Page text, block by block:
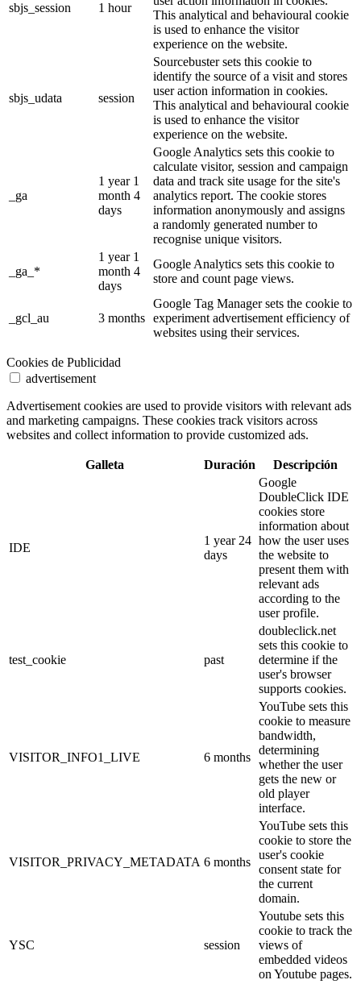
sbjs_session 1 hour
This analytical and behavioural cookie
is used to enhance the visitor
experience on the website.
sbjs_udata session
Sourcebuster sets this cookie to
identify the source of a visit and stores
user action information in cookies.
This analytical and behavioural cookie
is used to enhance the visitor
experience on the website.
_ga
1 year 1
month 4
days
Google Analytics sets this cookie to
calculate visitor, session and campaign
data and track site usage for the site's
analytics report. The cookie stores
information anonymously and assigns
a randomly generated number to
recognise unique visitors.
_ga_*
1 year 1
month 4
days
Google Analytics sets this cookie to
store and count page views.
_gcl_au 3 months
Google Tag Manager sets the cookie to
experiment advertisement efficiency of
websites using their services.
Cookies de Publicidad
advertisement
Advertisement cookies are used to provide visitors with relevant ads
and marketing campaigns. These cookies track visitors across
websites and collect information to provide customized ads.
Galleta Duración Descripción
IDE
1 year 24
days
Google
DoubleClick IDE
cookies store
information about
how the user uses
the website to
present them with
relevant ads
according to the
user profile.
test_cookie past
doubleclick.net
sets this cookie to
determine if the
user's browser
supports cookies.
VISITOR_INFO1_LIVE 6 months
YouTube sets this
cookie to measure
bandwidth,
determining
whether the user
gets the new or
old player
interface.
VISITOR_PRIVACY_METADATA 6 months
YouTube sets this
cookie to store the
user's cookie
consent state for
the current
domain.
YSC session
Youtube sets this
cookie to track the
views of
embedded videos
on Youtube pages.